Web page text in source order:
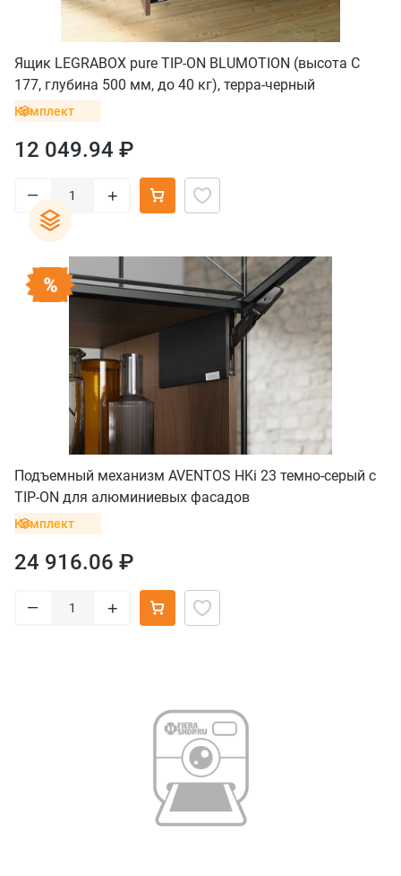
Ящик LEGRABOX pure TIP-ON BLUMOTION (высота C
177, глубина 500 мм, до 40 кг), терра-черный
Комплект
12 049.94 ₽
– +
Подъемный механизм AVENTOS HKi 23 темно-серый с
TIP-ON для алюминиевых фасадов
Комплект
24 916.06 ₽
– +